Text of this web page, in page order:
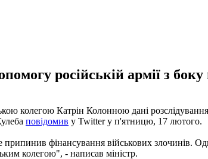
російській армії з
колегою Катрін Колонною дані
повідомив у Twitter у п'ятницю, 17 лютого.
припинив фінансування військових злочинів.
колегою", - написав міністр.